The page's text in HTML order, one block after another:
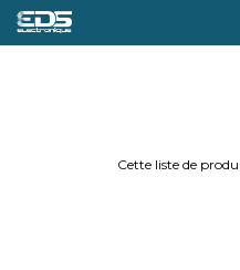
Cette liste de